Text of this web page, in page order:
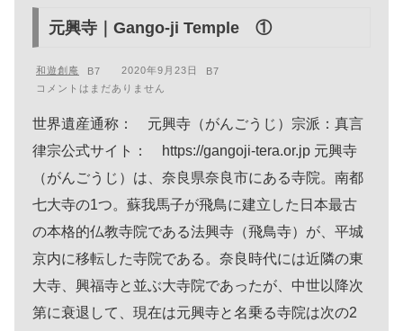
元興寺｜Gango-ji Temple ①
和遊創庵
2020年9月23日
コメントはまだありません
世界遺産通称： 元興寺（がんごうじ）宗派：真言
律宗公式サイト： https://gangoji-tera.or.jp 元興寺
（がんごうじ）は、奈良県奈良市にある寺院。南都
七大寺の1つ。蘇我馬子が飛鳥に建立した日本最古
の本格的仏教寺院である法興寺（飛鳥寺）が、平城
京内に移転した寺院である。奈良時代には近隣の東
大寺、興福寺と並ぶ大寺院であったが、中世以降次
第に衰退して、現在は元興寺と名乗る寺院は次の2